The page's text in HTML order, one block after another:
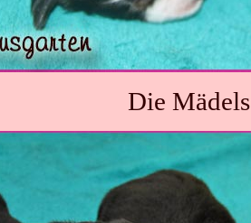
Die Mädels